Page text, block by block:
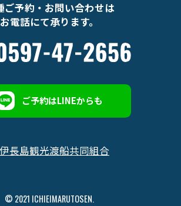
ご予約・お問い合わせは
お電話にて承ります。
ご予約はLINEからも
長島観光渡船共同組合
© 2021 ICHIEIMARUTOSEN.